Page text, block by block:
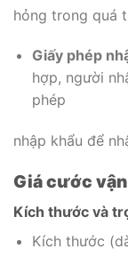
hỏng trong quá
Giấy phép
hợp, người
phép
nhập khẩu để
Giá cước
Kích thước và
Kích thước